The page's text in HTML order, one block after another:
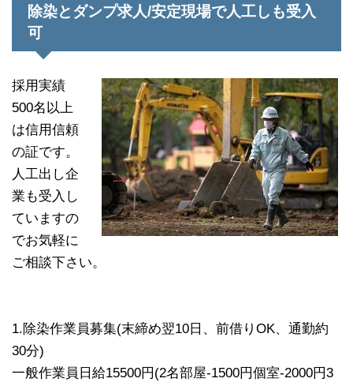
除染とダンプ求人/安定現場で人工しも受入
可
採用実績
500名以上
は信用信頼
の証です。
人工出し企
業も受入し
ていますの
でお気軽に
ご相談下さい。
1.除染作業員募集(末締め翌10日、前借りOK、通勤約
30分)
一般作業員日給15500円(2名部屋-1500円個室-2000円3